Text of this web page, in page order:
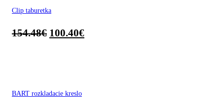
Clip taburetka
154.48€ 100.40€
BART rozkladacie kreslo